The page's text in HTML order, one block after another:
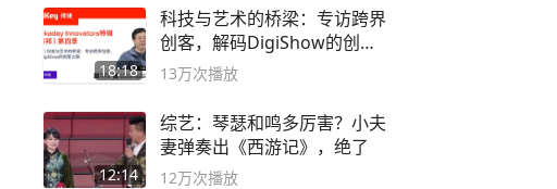
18:18
科技与艺术的桥梁：专访跨界
创客，解码DigiShow的创新
之路
13万次播放
12:14
综艺：琴瑟和鸣多厉害？小夫
妻弹奏出《西游记》，绝了
12万次播放